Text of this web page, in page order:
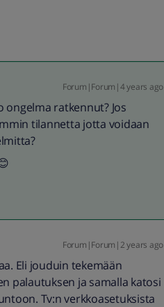
Forum|Forum|4 years ago
ongelma ratkennut? Jos
tilannetta jotta voidaan
Forum|Forum|2 years ago
Eli jouduin tekemään
palautuksen ja samalla katosi
Tv:n verkkoasetuksista